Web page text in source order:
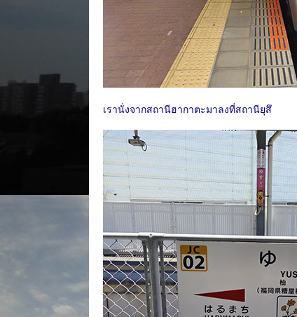
เรานั่งจากสถานีฮากาตะมาลงที่สถานียุสึ